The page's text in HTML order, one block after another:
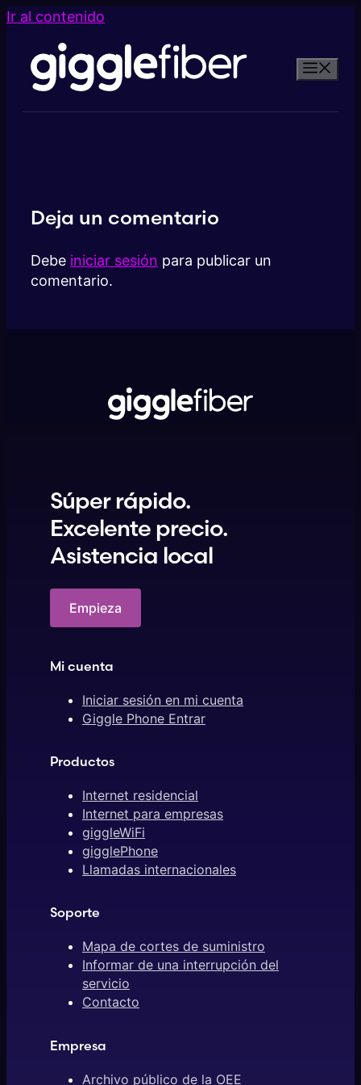
Ir al contenido
Deja un comentario
Debe iniciar sesión para publicar un
comentario.
Súper rápido.
Excelente precio.
Asistencia local
Empieza
Mi cuenta
Iniciar sesión en mi cuenta
Giggle Phone Entrar
Productos
Internet residencial
Internet para empresas
giggleWiFi
gigglePhone
Llamadas internacionales
Soporte
Mapa de cortes de suministro
Informar de una interrupción del
servicio
Contacto
Empresa
Archivo público de la OEE